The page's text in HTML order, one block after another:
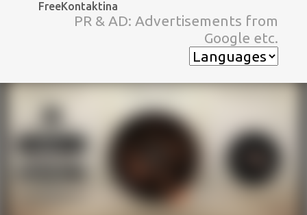
スキップしてメイン コンテンツに移動
FreeKontaktina
PR & AD: Advertisements from
Google etc.